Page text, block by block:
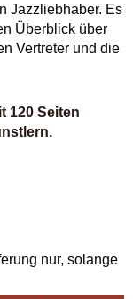
Jazzliebhaber. Es
Überblick über
Vertreter und die
120 Seiten
nur, solange